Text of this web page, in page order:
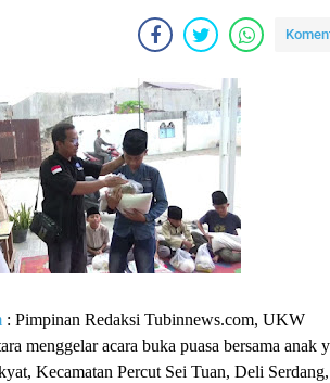
: Pimpinan Redaksi Tubinnews.com, UKW
menggelar acara buka puasa bersama anak
Kecamatan Percut Sei Tuan, Deli